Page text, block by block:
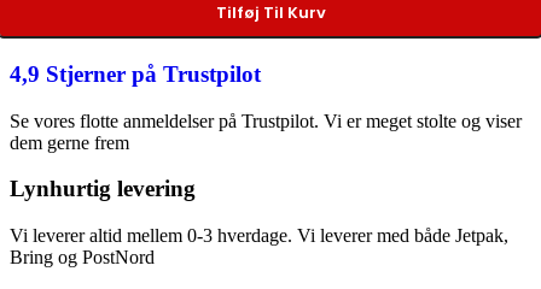
Tilføj Til Kurv
4,9 Stjerner på Trustpilot
Se vores flotte anmeldelser på Trustpilot. Vi er meget stolte og viser
dem gerne frem
Lynhurtig levering
Vi leverer altid mellem 0-3 hverdage. Vi leverer med både Jetpak,
Bring og PostNord